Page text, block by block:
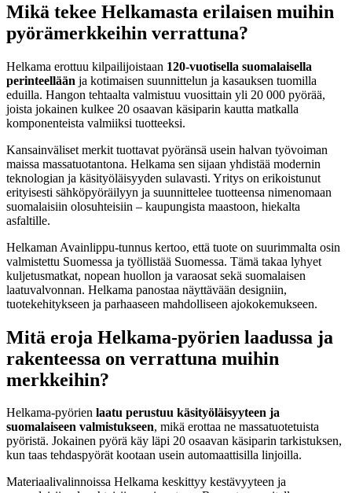
Mikä tekee Helkamasta erilaisen muihin
pyörämerkkeihin verrattuna?
Helkama erottuu kilpailijoistaan 120-vuotisella suomalaisella
perinteellään ja kotimaisen suunnittelun ja kasauksen tuomilla
eduilla. Hangon tehtaalta valmistuu vuosittain yli 20 000 pyörää,
joista jokainen kulkee 20 osaavan käsiparin kautta matkalla
komponenteista valmiiksi tuotteeksi.
Kansainväliset merkit tuottavat pyöränsä usein halvan työvoiman
maissa massatuotantona. Helkama sen sijaan yhdistää modernin
teknologian ja käsityöläisyyden sulavasti. Yritys on erikoistunut
erityisesti sähköpyöräilyyn ja suunnittelee tuotteensa nimenomaan
suomalaisiin olosuhteisiin – kaupungista maastoon, hiekalta
asfaltille.
Helkaman Avainlippu-tunnus kertoo, että tuote on suurimmalta osin
valmistettu Suomessa ja työllistää Suomessa. Tämä takaa lyhyet
kuljetusmatkat, nopean huollon ja varaosat sekä suomalaisen
laatuvalvonnan. Helkama panostaa näyttävään designiin,
tuotekehitykseen ja parhaaseen mahdolliseen ajokokemukseen.
Mitä eroja Helkama-pyörien laadussa ja
rakenteessa on verrattuna muihin
merkkeihin?
Helkama-pyörien laatu perustuu käsityöläisyyteen ja
suomalaiseen valmistukseen, mikä erottaa ne massatuotetuista
pyöristä. Jokainen pyörä käy läpi 20 osaavan käsiparin tarkistuksen,
kun taas tehdaspyörät kootaan usein automaattisilla linjoilla.
Materiaalivalinnoissa Helkama keskittyy kestävyyteen ja